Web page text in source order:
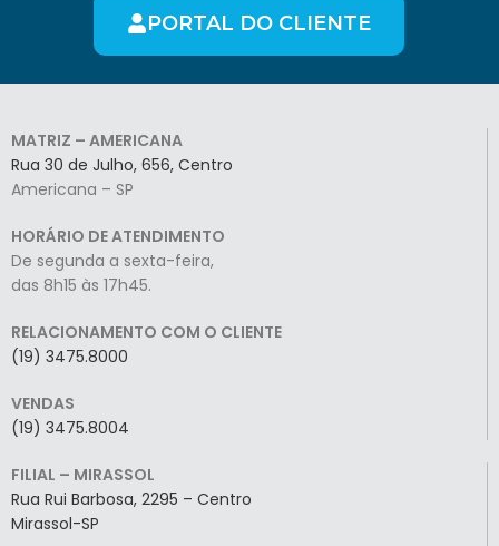
PORTAL DO CLIENTE
MATRIZ – AMERICANA
Rua 30 de Julho, 656, Centro
Americana – SP
HORÁRIO DE ATENDIMENTO
De segunda a sexta-feira,
das 8h15 às 17h45.
RELACIONAMENTO COM O CLIENTE
(19) 3475.8000
VENDAS
(19) 3475.8004
FILIAL – MIRASSOL
Rua Rui Barbosa, 2295 – Centro
Mirassol-SP